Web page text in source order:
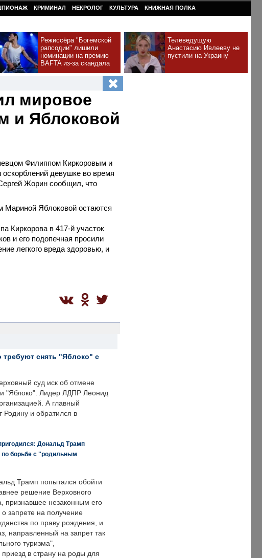
КРИМИНАЛ НЕКРОЛОГ КУЛЬТУРА КНИЖНАЯ ПОЛКА
Режиссёра "Богемской
рапсодии" лишили
номинации на премию
BAFTA из-за скандала
Телеведущую
Анастасию Ивлееву не
пустили на Украину
мировое
и Яблоковой
Филиппом Киркоровым и
девушке во время
Жорин сообщил, что
Мариной Яблоковой остаются
Киркорова в 417-й участок
и его подопечная просили
легкого вреда здоровью, и
требуют снять "Яблоко" с
суд иск об отмене
"Яблоко". Лидер ЛДПР Леонид
А главный
Родину и обратился в
Дональд Трамп
по борьбе с "родильным
Трамп попытался обойти
решение Верховного
признавшее незаконным его
о запрете на получение
по праву рождения, и
направленный на запрет так
туризма",
в страну на роды для